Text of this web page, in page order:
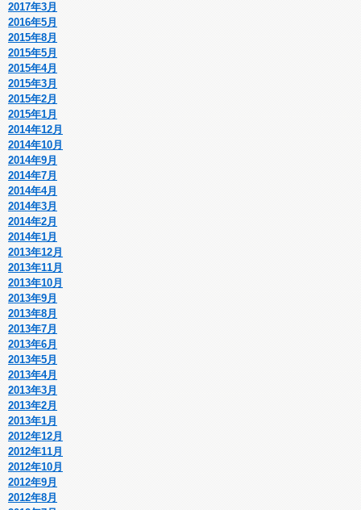
2017年3月
2016年5月
2015年8月
2015年5月
2015年4月
2015年3月
2015年2月
2015年1月
2014年12月
2014年10月
2014年9月
2014年7月
2014年4月
2014年3月
2014年2月
2014年1月
2013年12月
2013年11月
2013年10月
2013年9月
2013年8月
2013年7月
2013年6月
2013年5月
2013年4月
2013年3月
2013年2月
2013年1月
2012年12月
2012年11月
2012年10月
2012年9月
2012年8月